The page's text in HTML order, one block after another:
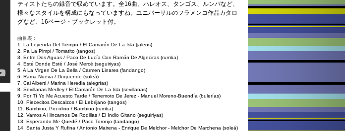
ティストたちの録音で収めています。全16曲、ハレオス、タンゴス、ルンバなど、
様々なスタイルを構成にもなっていますね。ユニバーサルのフラメンコ作品カタロ
グなど、16ページ・ブックレット付。
曲目表：
1. La Leyenda Del Tiempo / El Camarón De La Isla (jaleos)
2. Pa La Pimpi / Tomatito (tangos)
3. Entre Dos Aguas / Paco De Lucía Con Ramón De Algeciras (rumba)
4. Esté Donde Esté / José Mercé (seguiriyas)
5. A La Virgen De La Bella / Carmen Linares (fandango)
6. Rama Nueva / Duquende (soleá)
7. Cai Alberti / Marina Heredia (alegrías)
8. Sevillanas Medley / El Camarón De La Isla (sevillanas)
9. Por Tí Yo Me Acuesto Tarde / Terremoto De Jerez - Manuel Moreno-Buendía (bulerías)
10. Piececitos Descalzos / El Lebrijano (tangos)
11. Bambino, Piccolino / Bambino (rumba)
12. Vamos A Hincarnos De Rodillas / El Indio Gitano (seguiriyas)
13. Esperando Me Quedé / Paco Toronjo (fandango)
14. Santa Justa Y Rufina / Antonio Mairena - Enrique De Melchor - Melchor De Marchena (soleá)